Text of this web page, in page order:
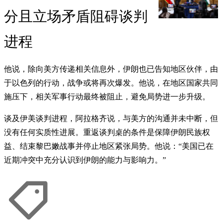
分且立场矛盾阻碍谈判
进程
他说，除向美方传递相关信息外，伊朗也已告知地区伙伴，由
于以色列的行动，战争或将再次爆发。他说，在地区国家共同
施压下，相关军事行动最终被阻止，避免局势进一步升级。
谈及伊美谈判进程，阿拉格齐说，与美方的沟通并未中断，但
没有任何实质性进展。重返谈判桌的条件是保障伊朗民族权
益、结束黎巴嫩战事并停止地区紧张局势。他说：“美国已在
近期冲突中充分认识到伊朗的能力与影响力。”